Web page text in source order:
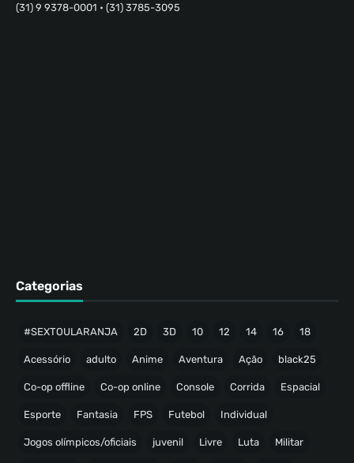
(31) 9 9378-0001 • (31) 3785-3095
Categorias
#SEXTOULARANJA 2D 3D 10 12 14 16 18
Acessório adulto Anime Aventura Ação black25
Co-op offline Co-op online Console Corrida Espacial
Esporte Fantasia FPS Futebol Individual
Jogos olímpicos/oficiais juvenil Livre Luta Militar